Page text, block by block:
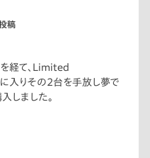
稿
経て、Limited
入りその2台を手放し夢で
しました。